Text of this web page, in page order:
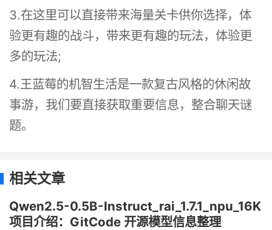
3.在这里可以直接带来海量关卡供你选择，体
验更有趣的战斗，带来更有趣的玩法，体验更
多的玩法;
4.王蓝莓的机智生活是一款复古风格的休闲故
事游，我们要直接获取重要信息，整合聊天谜
题。
相关文章
Qwen2.5-0.5B-Instruct_rai_1.7.1_npu_16K
项目介绍：GitCode 开源模型信息整理